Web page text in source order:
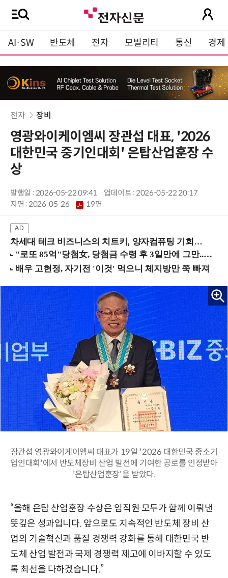
AI·SW 반도체 전자 모빌리티 통신 경제
전자 장비
영광와이케이엠씨 장관섭 대표, '2026
대한민국 중기인대회' 은탑산업훈장 수
상
발행일 : 2026-05-22 09:41
업데이트 : 2026-05-22 20:17
지면 :2026-05-26 19면
차세대 테크 비즈니스의 치트키, 양자컴퓨팅 기회를 선점하라! (8/28 강남역)
장관섭 영광와이케이엠씨 대표가 19일 '2026 대한민국 중소기
업인대회'에서 반도체장비 산업 발전에 기여한 공로를 인정받아
'은탑산업훈장'을 받았다.
“올해 은탑 산업훈장 수상은 임직원 모두가 함께 이뤄낸
뜻깊은 성과입니다. 앞으로도 지속적인 반도체 장비 산
업의 기술혁신과 품질 경쟁력 강화를 통해 대한민국 반
도체 산업 발전과 국제 경쟁력 제고에 이바지할 수 있도
록 최선을 다하겠습니다.”